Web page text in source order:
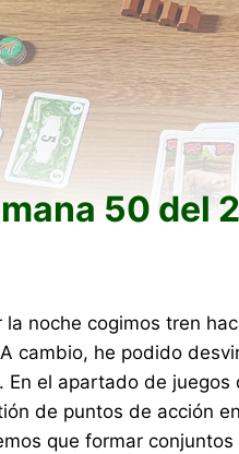
50 del
noche cogimos tren
cambio, he podido
el apartado de
de puntos de acción
que formar